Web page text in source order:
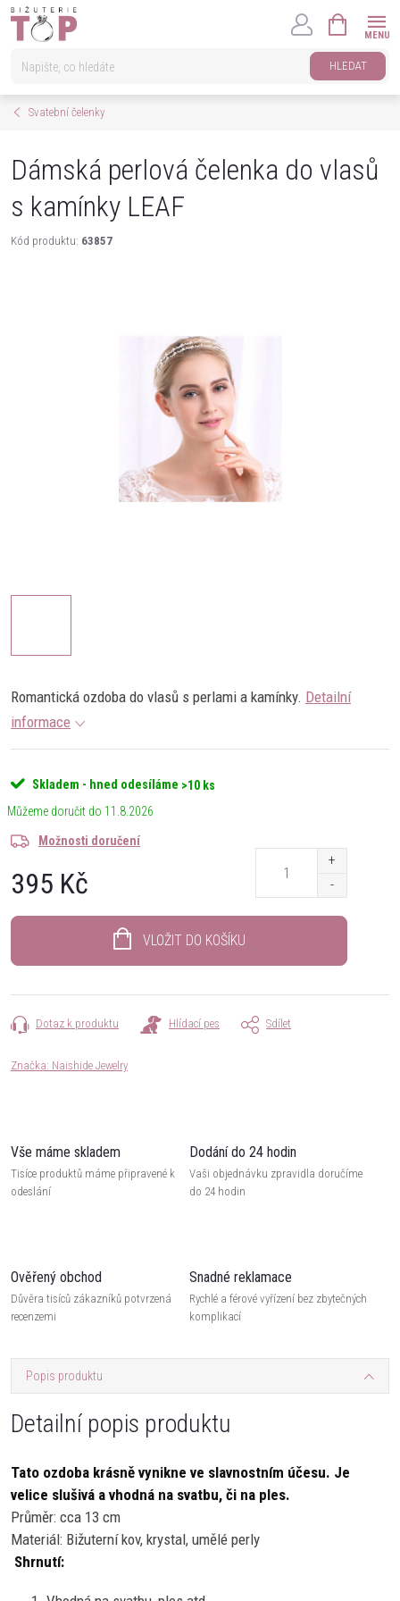
Přejít
HLEDAT
KOŠÍK
Svatební čelenky
Dámská perlová čelenka do vlasů
s kamínky LEAF
Kód produktu: 63857
Romantická ozdoba do vlasů s perlami a kamínky. Detailní
informace
Skladem - hned odesíláme >10 ks
11.8.2026
Možnosti doručení
395 Kč
VLOŽIT DO KOŠÍKU
Dotaz k produktu Hlídací pes Sdílet
Značka: Naishide Jewelry
Vše máme skladem
Tisíce produktů máme připravené k
odeslání
Dodání do 24 hodin
Vaši objednávku zpravidla doručíme
do 24 hodin
Ověřený obchod
Důvěra tisíců zákazníků potvrzená
recenzemi
Snadné reklamace
Rychlé a férové vyřízení bez zbytečných
komplikací
Popis produktu
Detailní popis produktu
Tato ozdoba krásně vynikne ve slavnostním účesu. Je
velice slušivá a vhodná na svatbu, či na ples.
Průměr: cca 13 cm
Materiál: Bižuterní kov, krystal, umělé perly
Shrnutí: